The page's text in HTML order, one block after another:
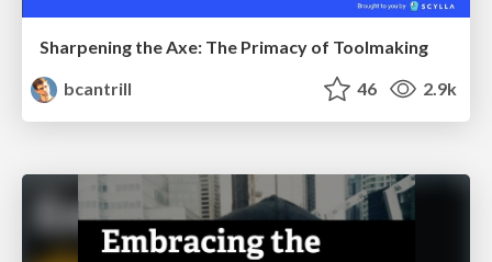
Sharpening the Axe: The Primacy of Toolmaking
bcantrill
46 2.9k